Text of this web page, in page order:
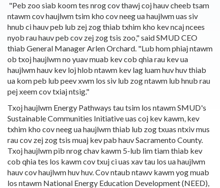
"Peb zoo siab koom tes nrog cov thawj coj hauv cheeb tsam
ntawm cov haujlwm tsim kho cov neeg ua haujlwm uas siv
hnub ci hauv peb lub zej zog thiab txhim kho kev ncaj ncees
nyob rau hauv peb cov zej zog tsis zoo," said SMUD CEO
thiab General Manager Arlen Orchard. "Lub hom phiaj ntawm
ob txoj haujlwm no yuav muab kev cob qhia rau kev ua
haujlwm hauv kev loj hlob ntawm kev lag luam huv huv thiab
ua kom peb lub peev xwm los siv lub zog ntawm lub hnub rau
pej xeem cov txiaj ntsig."
Txoj haujlwm Energy Pathways tau tsim los ntawm SMUD's
Sustainable Communities Initiative uas coj kev kawm, kev
txhim kho cov neeg ua haujlwm thiab lub zog txuas ntxiv mus
rau cov zej zog tsis muaj kev pab hauv Sacramento County.
Txoj haujlwm pib nrog chav kawm 5-lub lim tiam thiab kev
cob qhia tes los kawm cov txuj ci uas xav tau los ua haujlwm
hauv cov haujlwm huv huv. Cov ntaub ntawv kawm yog muab
los ntawm National Energy Education Development (NEED),